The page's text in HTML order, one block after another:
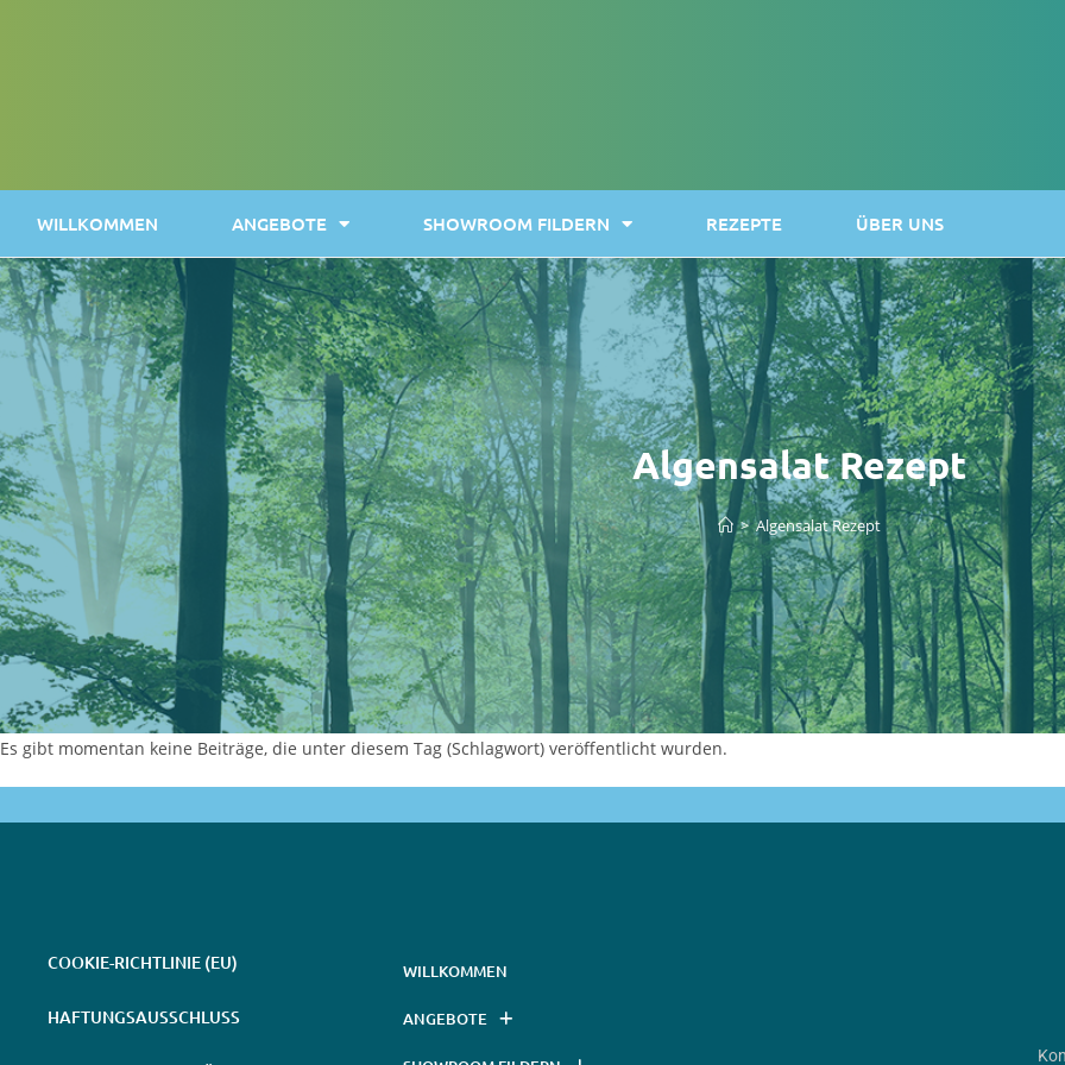
WILLKOMMEN ANGEBOTE SHOWROOM FILDERN REZEPTE ÜBER UNS
Algensalat Rezept
> Algensalat Rezept
Es gibt momentan keine Beiträge, die unter diesem Tag (Schlagwort) veröffentlicht wurden.
COOKIE-RICHTLINIE (EU)
HAFTUNGSAUSSCHLUSS
WILLKOMMEN
ANGEBOTE